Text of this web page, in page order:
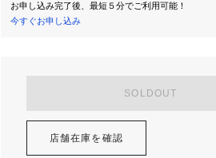
お申し込み完了後、最短５分でご利用可能！
今すぐお申し込み
SOLDOUT
店舗在庫を確認